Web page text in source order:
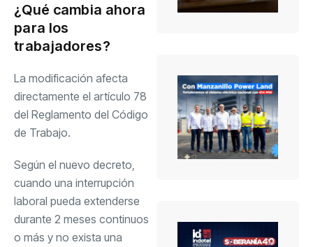
¿Qué cambia ahora
para los
trabajadores?
La modificación afecta
directamente el artículo 78
del Reglamento del Código
de Trabajo.
Según el nuevo decreto,
cuando una interrupción
laboral pueda extenderse
durante 2 meses continuos
o más y no exista una